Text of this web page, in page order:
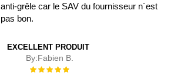
anti-grêle car le SAV du fournisseur n´est
pas bon.
EXCELLENT PRODUIT
By:Fabien B.
Évaluation :